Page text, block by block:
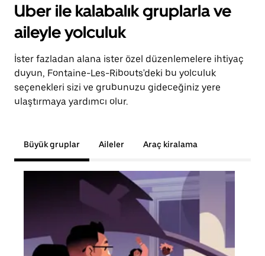
Uber ile kalabalık gruplarla ve
aileyle yolculuk
İster fazladan alana ister özel düzenlemelere ihtiyaç
duyun, Fontaine-Les-Ribouts'deki bu yolculuk
seçenekleri sizi ve grubunuzu gideceğiniz yere
ulaştırmaya yardımcı olur.
Büyük gruplar Aileler Araç kiralama